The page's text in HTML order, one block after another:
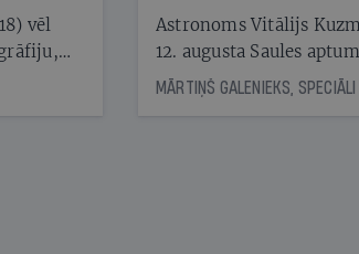
vēl
uzticas
kad
Kuzmovs
Astronoms Vitālijs
12. augusta Saules
dosies vērot Maļorkā,
būs pilns. Jau nākamajā
MĀRTIŅŠ GALENIEKS, SPECIĀLI